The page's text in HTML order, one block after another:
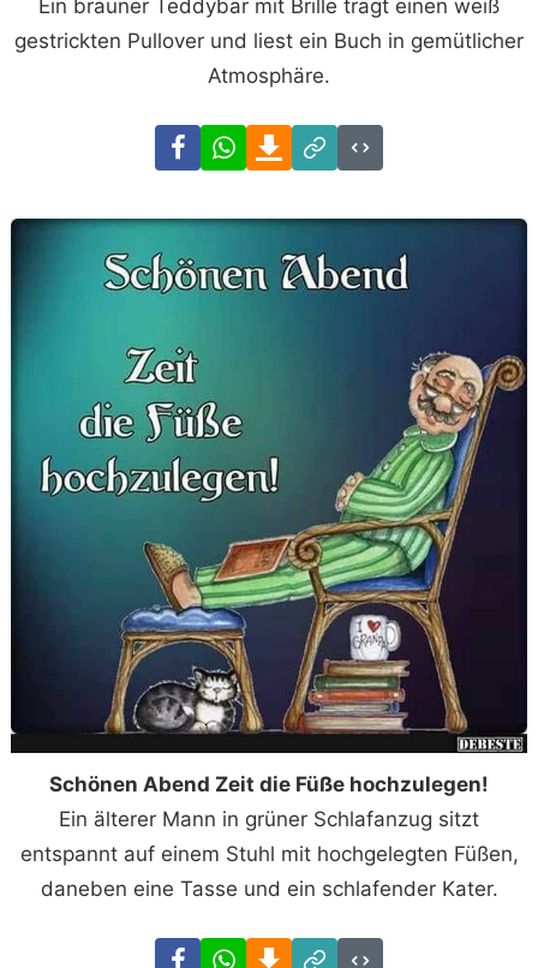
Ein brauner Teddybär mit Brille trägt einen weiß
gestrickten Pullover und liest ein Buch in gemütlicher
Atmosphäre.
FacebookWhatsAppDownload
Link
Code
Schönen Abend Zeit die Füße hochzulegen!
Ein älterer Mann in grüner Schlafanzug sitzt
entspannt auf einem Stuhl mit hochgelegten Füßen,
daneben eine Tasse und ein schlafender Kater.
FacebookWhatsAppDownload